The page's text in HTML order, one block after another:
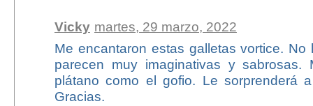
Vicky martes, 29 marzo, 2022
Me encantaron estas galletas vortice.
parecen muy imaginativas y sabrosas.
plátano como el gofio. Le sorprenderá
Gracias.